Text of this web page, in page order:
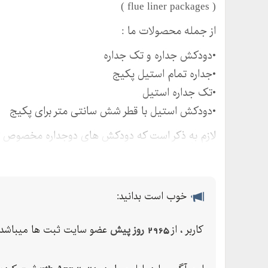
( flue liner packages )
از جمله محصولات ما :
•دودکش جداره و تک جداره
•جداره تمام استیل پکیج
•تک جداره استیل
•دودکش استیل با قطر شش سانتی متر برای پکیج
لازم به ذکر است که دودکش های دوجداره مخصوص
* دود کش های جداره پکیج متشکل از دو ، جداره
ساختمان استفاده نمی شود و این موضوع نشان
خوب است بدانید:
کاربر ، از2965 روز پیش عضو سایت ثبت ها